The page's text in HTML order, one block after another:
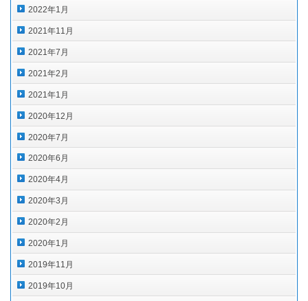
2022年1月
2021年11月
2021年7月
2021年2月
2021年1月
2020年12月
2020年7月
2020年6月
2020年4月
2020年3月
2020年2月
2020年1月
2019年11月
2019年10月